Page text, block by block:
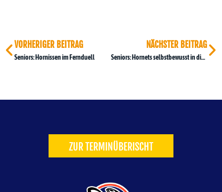
VORHERIGER BEITRAG
Seniors: Hornissen im Fernduell
NÄCHSTER BEITRAG
Seniors: Hornets selbstbewusst in die Relegation
ZUR TERMINÜBERISCHT